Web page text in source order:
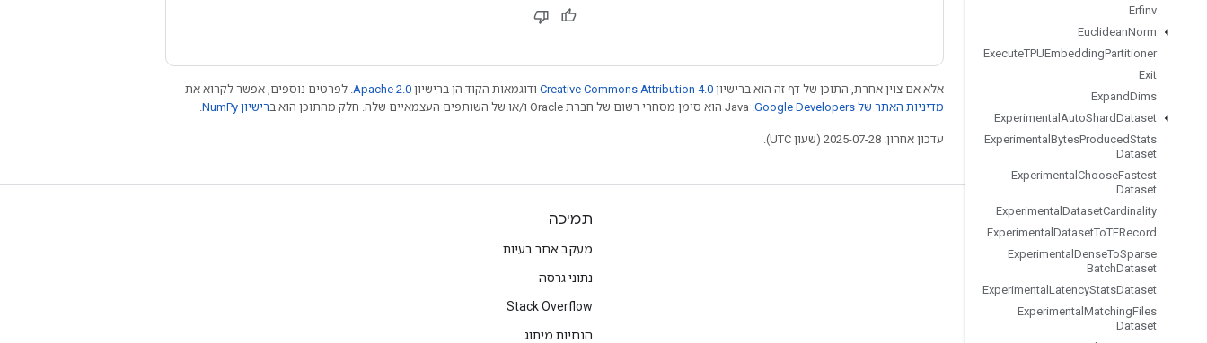
Erfinv
EuclideanNorm
ExecuteTPUEmbeddingPartitioner
Exit
ExpandDims
Experimental AutoShardDataset
Experimental BytesProducedStats
Dataset
Experimental ChooseFastest
Dataset
Experimental DatasetCardinality
Experimental DatasetToTFRecord
Experimental DenseToSparse
BatchDataset
Experimental LatencyStatsDataset
Experimental MatchingFiles
Dataset
אלא אם צוין אחרת, התוכן של דף זה הוא ברישיון Creative Commons Attribution 4.0 ודוגמאות הקוד הן ברישיון Apache 2.0 . לפרטים נוספים, אפשר לקרוא את
מדיניות האתר של Google Developers‏
רישיון NumPy‏
עדכון אחרון: 2025-07-28 (שעון UTC).
לא להתנתק
GitHub
תמיכה
מעקב אחר בעיות
נתוני גרסה
Stack Overflow
הנחיות מיתוג